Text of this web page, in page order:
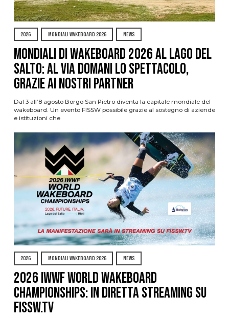
2026 MONDIALI WAKEBOARD 2026 NEWS
Mondiali di Wakeboard 2026 al Lago del
Salto: al via domani lo spettacolo,
grazie ai nostri Partner
Dal 3 all’8 agosto Borgo San Pietro diventa la capitale mondiale del
wakeboard. Un evento FISSW possibile grazie al sostegno di aziende
e istituzioni che
2026 MONDIALI WAKEBOARD 2026 NEWS
2026 IWWF WORLD WAKEBOARD
CHAMPIONSHIPS: IN DIRETTA STREAMING SU
FISSW.TV